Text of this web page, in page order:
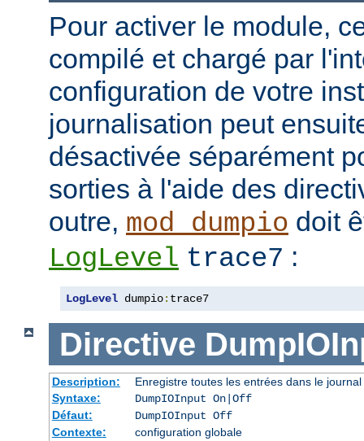
Pour activer le module,
compilé et chargé par
configuration de votre
journalisation peut
désactivée séparément
sorties à l'aide des
outre, mod_dumpio doit
LogLevel trace7 :
LogLevel dumpio: trace7
Directive
Description:
Enregistre toutes les entrées dans le
Syntaxe:
DumpIOInput On|Off
Défaut:
DumpIOInput Off
Contexte:
configuration globale